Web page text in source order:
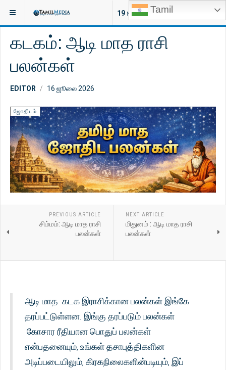
Tamil
19 NEW ARTICLES
இருக்குமிடம்: ஆன்மீகம்
கடகம்: ஆடி மாத ராசி
பலன்கள்
EDITOR 16 ஜூலை 2026
ஜோதிடம்
PREVIOUS ARTICLE
சிம்மம்: ஆடி மாத ராசி
பலன்கள்
NEXT ARTICLE
மிதுனம் : ஆடி மாத ராசி
பலன்கள்
ஆடி மாத கடக இராசிக்கான பலன்கள் இங்கே
தரப்பட்டுள்ளன. இங்கு தரப்படும் பலன்கள்
கோசார ரீதியான பொதுப் பலன்கள்
என்பதனையும், உங்கள் தசாபுத்திகளின
அடிப்படையிலும், கிரகநிலைகளின்படியும், இப்